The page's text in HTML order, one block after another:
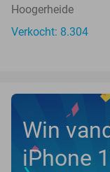
Hoogerheide
Verkocht: 8.304
Win
iPhone